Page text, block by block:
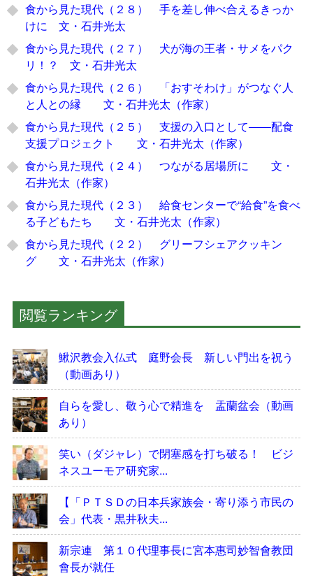
食から見た現代（２８） 手を差し伸べ合えるきっか
けに 文・石井光太
食から見た現代（２７） 犬が海の王者・サメをパク
リ！？ 文・石井光太
食から見た現代（２６） 「おすそわけ」がつなぐ人
と人との縁 文・石井光太（作家）
食から見た現代（２５） 支援の入口として――配食
支援プロジェクト 文・石井光太（作家）
食から見た現代（２４） つながる居場所に 文・
石井光太（作家）
食から見た現代（２３） 給食センターで“給食”を食べ
る子どもたち 文・石井光太（作家）
食から見た現代（２２） グリーフシェアクッキン
グ 文・石井光太（作家）
閲覧ランキング
鰍沢教会入仏式 庭野会長 新しい門出を祝う
（動画あり）
自らを愛し、敬う心で精進を 盂蘭盆会（動画
あり）
笑い（ダジャレ）で閉塞感を打ち破る！ ビジ
ネスユーモア研究家...
【「ＰＴＳＤの日本兵家族会・寄り添う市民の
会」代表・黒井秋夫...
新宗連 第１０代理事長に宮本惠司妙智會教団
會長が就任